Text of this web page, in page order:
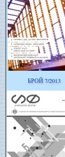
БРОЙ 7/2013